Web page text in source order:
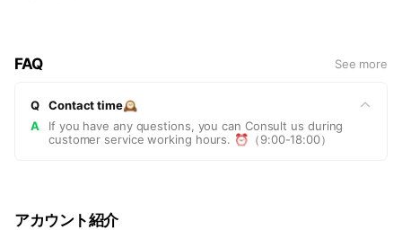
FAQ See more
Q
Contact time🕰️
A
If you have any questions, you can Consult us during
customer service working hours. ⏰（9:00-18:00）
アカウント紹介